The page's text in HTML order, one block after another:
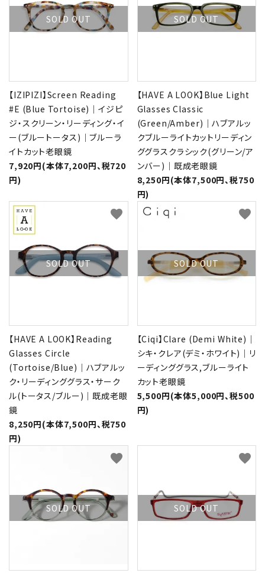
SOLD OUT
【IZIPIZI】Screen Reading
#E (Blue Tortoise)｜イジピ
ジ・スクリーン・リーディング・イ
ー(ブルートータス)｜ブルーラ
イトカット老眼鏡
7,920円(本体7,200円、税720
円)
SOLD OUT
【HAVE A LOOK】Blue Light
Glasses Classic
(Green/Amber)｜ハブアルッ
クブルーライトカットリーディン
ググラスクラシック(グリーン/ア
ンバー)｜既成老眼鏡
8,250円(本体7,500円、税750
円)
SOLD OUT
【HAVE A LOOK】Reading
Glasses Circle
(Tortoise/Blue)｜ハブアルッ
ク・リーディンググラス・サーク
ル(トータス/ブルー)｜既成老眼
鏡
8,250円(本体7,500円、税750
円)
favorite
SOLD OUT
【Ciqi】Clare (Demi White)｜
シキ・クレア(デミ・ホワイト)｜リ
ーディンググラス,ブルーライト
カット老眼鏡
5,500円(本体5,000円、税500
円)
favorite
SOLD OUT
favorite
SOLD OUT
favorite